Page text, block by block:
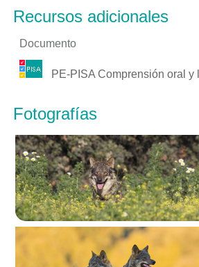
Recursos adicionales
Documento
PE-PISA Comprensión oral y
Fotografías